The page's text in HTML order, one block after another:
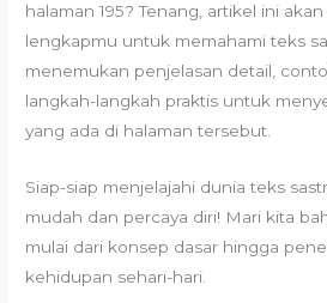
halaman 195? Tenang, artikel ini
lengkapmu untuk memahami teks
menemukan penjelasan detail,
langkah-langkah praktis untuk
yang ada di halaman tersebut.
Siap-siap menjelajahi dunia teks
mudah dan percaya diri! Mari kita
mulai dari konsep dasar hingga
kehidupan sehari-hari.